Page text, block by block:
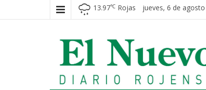
13.97℃ Rojas jueves, 6 de